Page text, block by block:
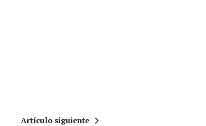
Artículo siguiente